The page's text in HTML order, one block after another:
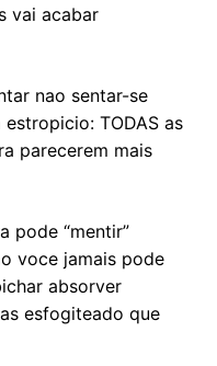
vai acabar
nao sentar-se
TODAS as
parecerem mais
pode “mentir”
voce jamais pode
absorver
esfogiteado que